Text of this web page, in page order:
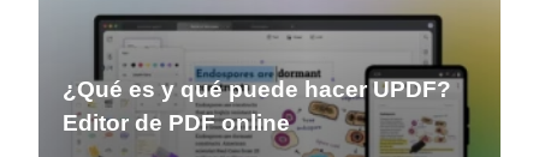
¿Qué es y qué puede hacer UPDF?
Editor de PDF online